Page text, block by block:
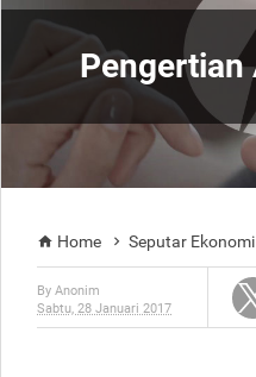
Pengertian
 Home  Seputar Ekonomi
By Anonim
Sabtu, 28 Januari 2017